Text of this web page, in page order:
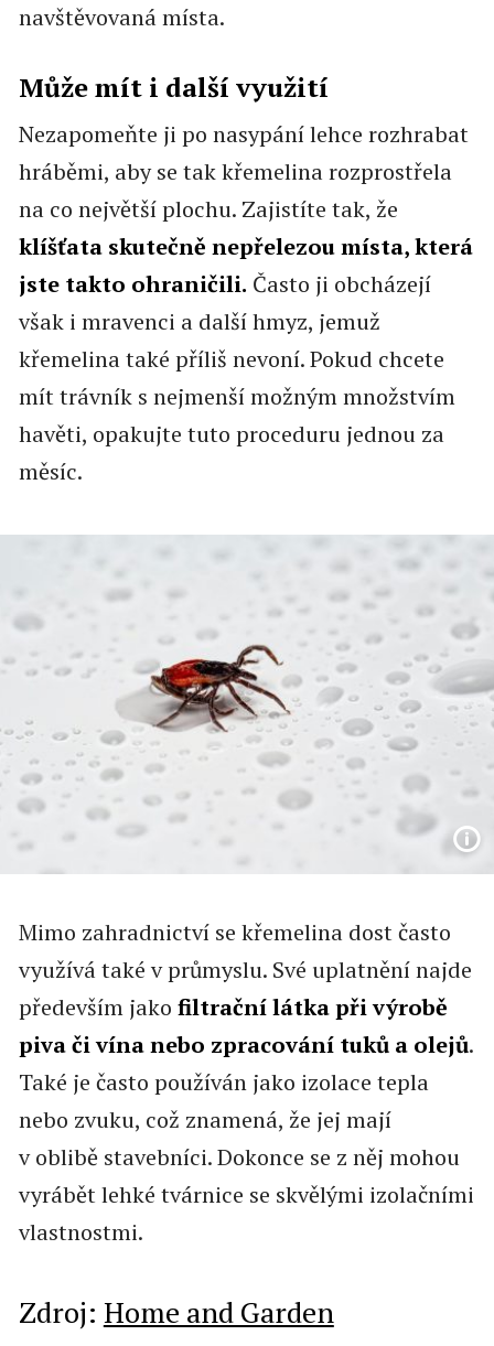
navštěvovaná místa.
Může mít i další využití
Nezapomeňte ji po nasypání lehce rozhrabat
hráběmi, aby se tak křemelina rozprostřela
na co největší plochu. Zajistíte tak, že
klíšťata skutečně nepřelezou místa, která
jste takto ohraničili. Často ji obcházejí
však i mravenci a další hmyz, jemuž
křemelina také příliš nevoní. Pokud chcete
mít trávník s nejmenší možným množstvím
havěti, opakujte tuto proceduru jednou za
měsíc.
Mimo zahradnictví se křemelina dost často
využívá také v průmyslu. Své uplatnění najde
především jako filtrační látka při výrobě
piva či vína nebo zpracování tuků a olejů.
Také je často používán jako izolace tepla
nebo zvuku, což znamená, že jej mají
v oblibě stavebníci. Dokonce se z něj mohou
vyrábět lehké tvárnice se skvělými izolačními
vlastnostmi.
Zdroj: Home and Garden